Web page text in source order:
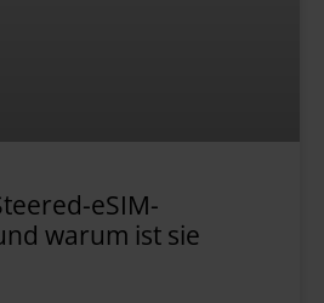
eSIM-
warum ist sie